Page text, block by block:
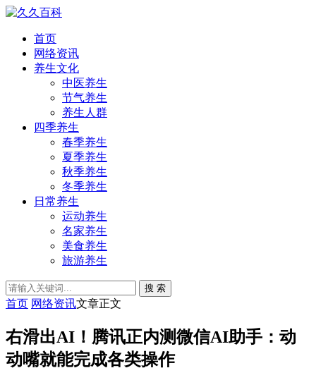
首页
网络资讯
养生文化
中医养生
节气养生
养生人群
四季养生
春季养生
夏季养生
秋季养生
冬季养生
日常养生
运动养生
名家养生
美食养生
旅游养生
搜 索
首页 网络资讯文章正文
右滑出AI！腾讯正内测微信AI助手：动
动嘴就能完成各类操作